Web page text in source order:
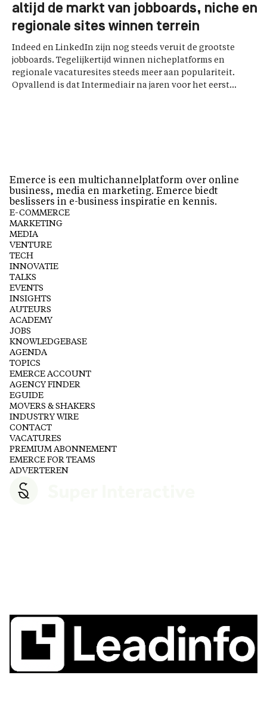
altijd de markt van jobboards, niche en
regionale sites winnen terrein
Indeed en LinkedIn zijn nog steeds veruit de grootste
jobboards. Tegelijkertijd winnen nicheplatforms en
regionale vacaturesites steeds meer aan populariteit.
Opvallend is dat Intermediair na jaren voor het eerst...
Emerce is een multichannelplatform over online
business, media en marketing. Emerce biedt
beslissers in e-business inspiratie en kennis.
E-COMMERCE
MARKETING
MEDIA
VENTURE
TECH
INNOVATIE
TALKS
EVENTS
INSIGHTS
AUTEURS
ACADEMY
JOBS
KNOWLEDGEBASE
AGENDA
TOPICS
EMERCE ACCOUNT
AGENCY FINDER
EGUIDE
MOVERS & SHAKERS
INDUSTRY WIRE
CONTACT
VACATURES
PREMIUM ABONNEMENT
EMERCE FOR TEAMS
ADVERTEREN